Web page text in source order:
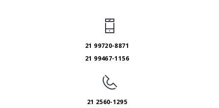
21 99720-8871
21 99467-1156
21 2560-1295